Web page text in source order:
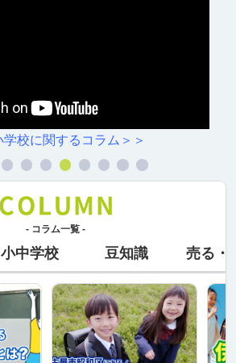
村雲小学校に関するコラム＞＞
- コラム一覧 -
小中学校 豆知識 売る・